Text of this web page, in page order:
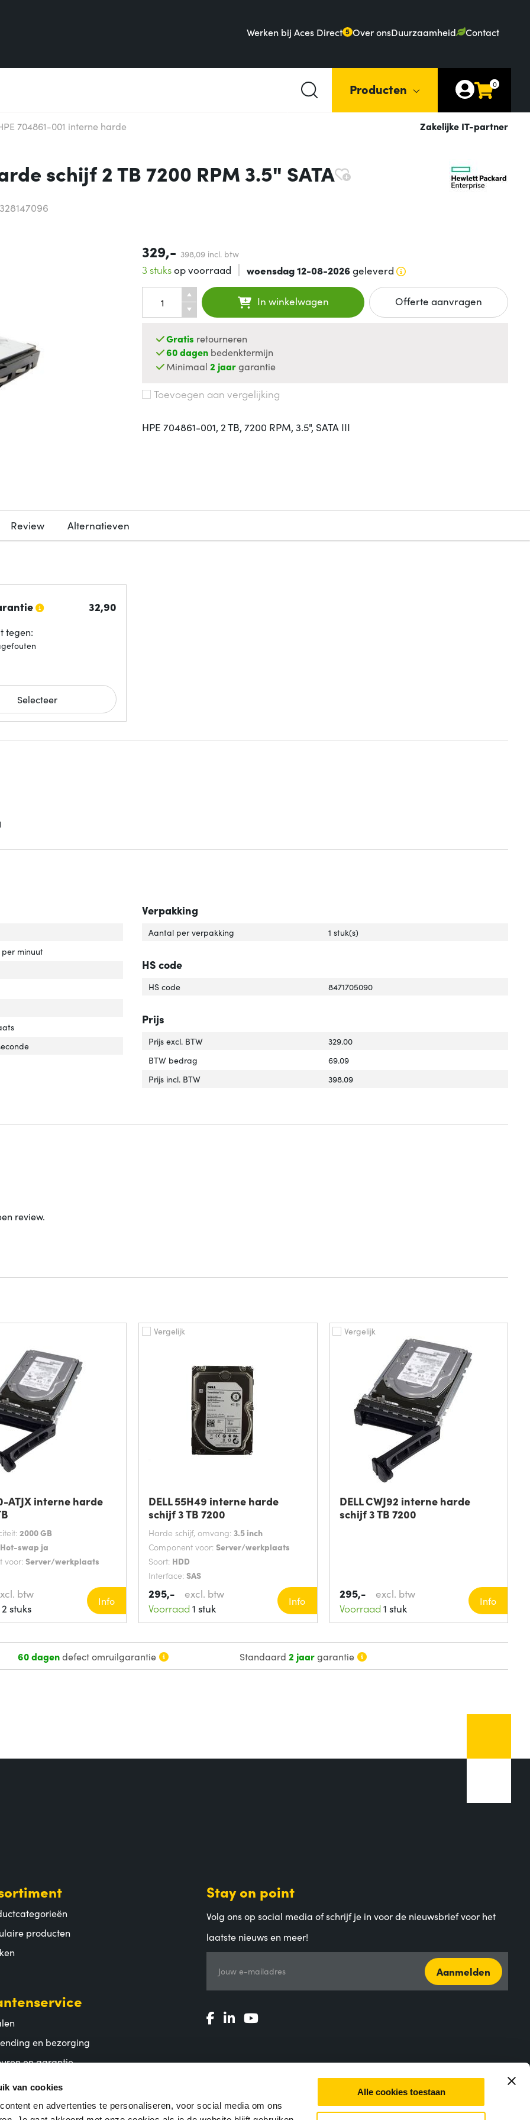
van cookies
en advertenties te personaliseren, voor social media om ons
Alle cookies toestaan
Werken bij Aces Direct 5 Over onsDuurzaamheid Contact
Producten 0
704861-001 interne harde Zakelijke IT-partner
schijf 2 TB 7200 RPM 3.5" SATA
329,- 398,09 incl. btw
3 stuksop voorraad woensdag 12-08-2026geleverd
In winkelwagen Offerte aanvragen
Gratis retourneren
60 dagen bedenktermijn
Minimaal2 jaargarantie
Toevoegen aan vergelijking
HPE 704861-001, 2 TB, 7200 RPM, 3.5", SATA III
Review Alternatieven
32,90
tegen:
Selecteer
'HDD capaciteit'
'HDD rotatiesnelheid'
per minuut
schijf, omvang'
'Harde schijf, omvang'
'Interface'
'Soort'
voor'
'Component voor'
Verpakking
Aantal per verpakking 1 stuk(s)
HS code
HS code 8471705090
Prijs
Prijs excl. BTW
329.00
BTW bedrag
69.09
Prijs incl. BTW
398.09
review.
ATJX interne harde
2000 GB
Hot-swap ja
voor:Server/werkplaats
btw
2 stuks
Info
Vergelijk
DELL 55H49 interne harde
schijf 3 TB 7200
Harde schijf, omvang: 3.5 inch
Component voor: Server/werkplaats
Soort: HDD
Interface: SAS
295,-
excl. btw
Voorraad 1 stuk
Info
Vergelijk
DELL CWJ92 interne harde
schijf 3 TB 7200
295,-
excl. btw
Voorraad 1 stuk
Info
60 dagendefect omruilgarantie Standaard2 jaargarantie
producten
en bezorging
en garantie
vragen
Stay on point
Volg ons op social media of schrijf je in voor de nieuwsbrief voor het
laatste nieuws en meer!
Jouw e-mailadres Aanmelden